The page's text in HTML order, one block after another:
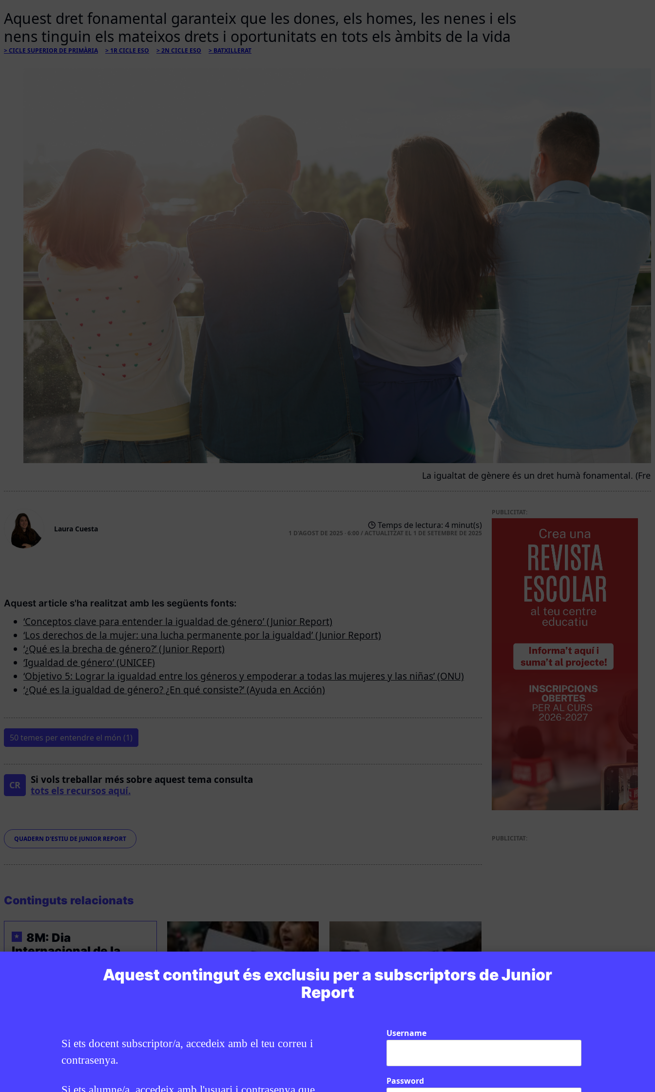
Aquest dret fonamental garanteix que les dones, els homes, les nenes i els
nens tinguin els mateixos drets i oportunitats en tots els àmbits de la vida
CICLE SUPERIOR DE PRIMÀRIA 1R CICLE ESO 2N CICLE ESO BATXILLERAT
La igualtat de gènere és un dret humà fonamental.
Laura Cuesta Temps de lectura: 4 minut(s)
1 D'AGOST DE 2025 · 6:00 /ACTUALITZAT EL 1 DE SETEMBRE DE 2025
Aquest contingut és exclusiu per a subscriptors de Junior
Report
Si ets docent subscriptor/a, accedeix amb el teu correu i
contrasenya.
Username
Password
Aquest article s'ha realitzat amb les següents fonts:
‘Conceptos clave para entender la igualdad de género’ (Junior Report)
‘Los derechos de la mujer: una lucha permanente por la igualdad’ (Junior Report)
‘¿Qué es la brecha de género?’ (Junior Report)
‘Igualdad de género’ (UNICEF)
‘Objetivo 5: Lograr la igualdad entre los géneros y empoderar a todas las mujeres y las niñas’ (ONU)
‘¿Qué es la igualdad de género? ¿En qué consiste?’ (Ayuda en Acción)
50 temes per entendre el món (1)
CR
Si vols treballar més sobre aquest tema consulta
tots els recursos aquí.
Etiquetes
QUADERN D'ESTIU DE JUNIOR REPORT
Continguts relacionats
★
8M: Dia
Internacional de la
GÈNERE /LLETRES EDUCACIÓ
PUBLICITAT:
PUBLICITAT: